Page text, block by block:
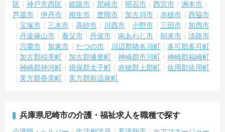
区
神戸市西区 姫路市 尼崎市 明石市 西宮市
洲本市
芦屋市
伊丹市 相生市 豊岡市 加古川市 赤穂市
西脇市
宝塚市
三木市 高砂市 川西市 小野市 三田市
加西市
丹波篠山市
養父市 丹波市 南あわじ市 朝来市
淡路市
宍粟市
加東市 たつの市 川辺郡猪名川町
多可郡多可町
加古郡稲美町
加古郡播磨町 神崎郡市川町
神崎郡福崎町
神崎郡神河町
揖保郡太子町 赤穂郡上郡町
佐用郡佐用町
美方郡香美町
美方郡新温泉町
兵庫県尼崎市の介護・福祉求人を職種で探す